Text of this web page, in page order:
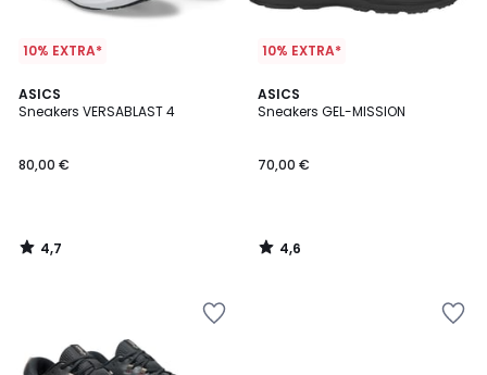
10% EXTRA*
ASICS
Sneakers VERSABLAST 4
80,00 €
4,7
/ 5
4,7
/
10% EXTRA*
ASICS
Sneakers GEL-MISSION
70,00 €
4,6
/ 5
4,6
/